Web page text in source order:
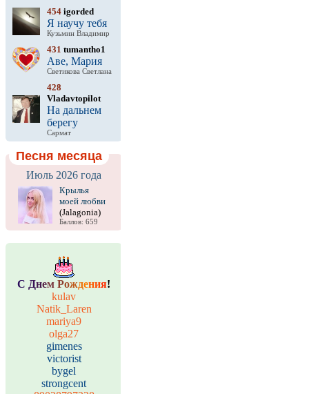
454 igorded
Я научу тебя
Кузьмин Владимир
431 tumantho1
Аве, Мария
Светикова Светлана
428
Vladavtopilot
На дальнем
берегу
Сармат
Песня месяца
Июль 2026 года
Крылья
моей любви
(Jalagonia)
Баллов: 659
С Днем Рождения!
kulav
Natik_Laren
mariya9
olga27
gimenes
victorist
bygel
strongcent